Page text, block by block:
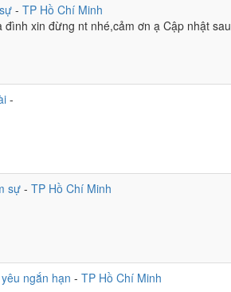
chút thời gian ^^
Gia cát phiêu chưa đủ nghiên cứu kỹ
nhất
tinh tuyền ^^
giàu có lên
- TP Hồ Chí Minh
xin đừng nt nhé,cảm ơn ạ Cập nhật sau
-
sự - TP Hồ Chí Minh
ngắn hạn - TP Hồ Chí Minh